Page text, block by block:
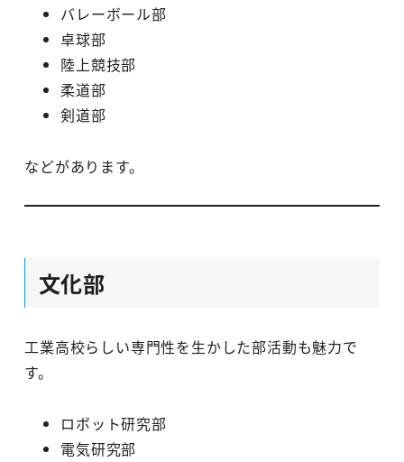
バレーボール部
卓球部
陸上競技部
柔道部
剣道部
などがあります。
文化部
工業高校らしい専門性を生かした部活動も魅力で
す。
ロボット研究部
電気研究部